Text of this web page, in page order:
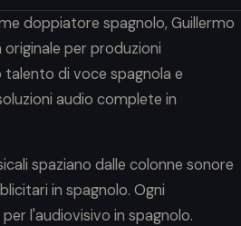
doppiatore spagnolo, Guillermo
per produzioni
talento di voce spagnola e
audio complete in
spaziano dalle colonne sonore
in spagnolo. Ogni
l'audiovisivo in spagnolo.